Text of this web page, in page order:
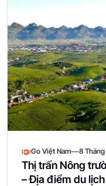
Go Việt Nam—8
Thị trấn Nông
– Địa điểm du